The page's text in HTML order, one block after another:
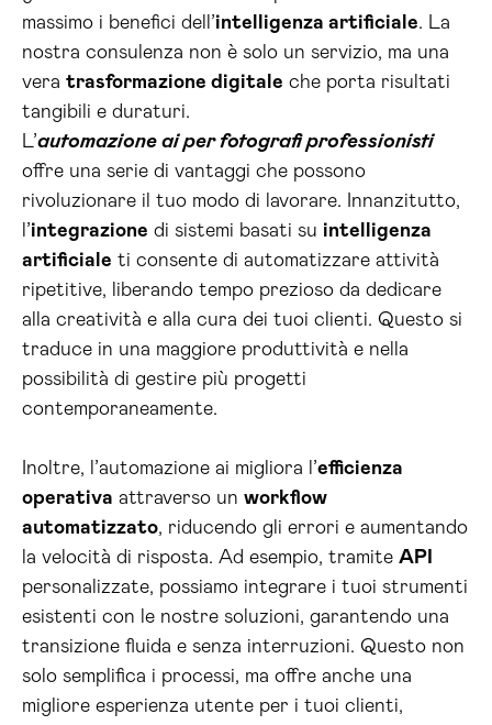
massimo i benefici dell’intelligenza artificiale. La
nostra consulenza non è solo un servizio, ma una
vera trasformazione digitale che porta risultati
tangibili e duraturi.
L’automazione ai per fotografi professionisti
offre una serie di vantaggi che possono
rivoluzionare il tuo modo di lavorare. Innanzitutto,
l’integrazione di sistemi basati su intelligenza
artificiale ti consente di automatizzare attività
ripetitive, liberando tempo prezioso da dedicare
alla creatività e alla cura dei tuoi clienti. Questo si
traduce in una maggiore produttività e nella
possibilità di gestire più progetti
contemporaneamente.
Inoltre, l’automazione ai migliora l’efficienza
operativa attraverso un workflow
automatizzato, riducendo gli errori e aumentando
la velocità di risposta. Ad esempio, tramite API
personalizzate, possiamo integrare i tuoi strumenti
esistenti con le nostre soluzioni, garantendo una
transizione fluida e senza interruzioni. Questo non
solo semplifica i processi, ma offre anche una
migliore esperienza utente per i tuoi clienti,